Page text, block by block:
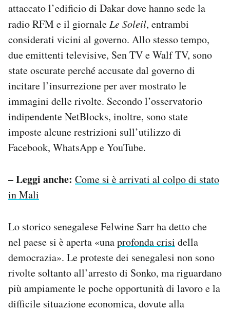
attaccato l’edificio di Dakar dove hanno sede la
radio RFM e il giornale Le Soleil, entrambi
considerati vicini al governo. Allo stesso tempo,
due emittenti televisive, Sen TV e Walf TV, sono
state oscurate perché accusate dal governo di
incitare l’insurrezione per aver mostrato le
immagini delle rivolte. Secondo l’osservatorio
indipendente NetBlocks, inoltre, sono state
imposte alcune restrizioni sull’utilizzo di
Facebook, WhatsApp e YouTube.
– Leggi anche: Come si è arrivati al colpo di stato
in Mali
Lo storico senegalese Felwine Sarr ha detto che
nel paese si è aperta «unaprofonda crisi della
democrazia». Le proteste dei senegalesi non sono
rivolte soltanto all’arresto di Sonko, ma riguardano
più ampiamente le poche opportunità di lavoro e la
difficile situazione economica, dovute alla